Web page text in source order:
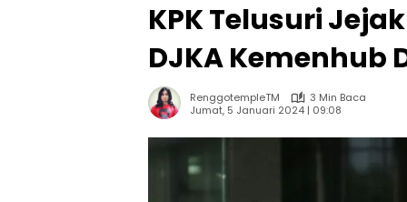
KPK Telusuri
DJKA Kemenhub
RenggotempleTM
3 Min Baca
Jumat, 5 Januari 2024 | 09:08